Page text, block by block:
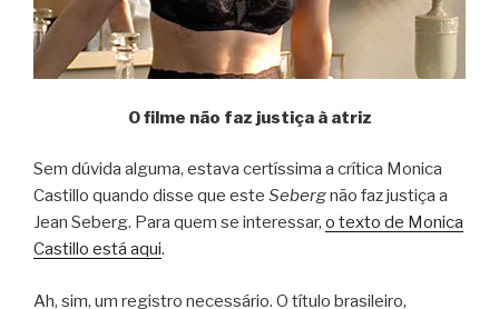
O filme não faz justiça à atriz
Sem dúvida alguma, estava certíssima a crítica Monica
Castillo quando disse que este Sebergnão faz justiça a
Jean Seberg. Para quem se interessar, o texto de Monica
Castillo está aqui.
Ah, sim, um registro necessário. O título brasileiro,